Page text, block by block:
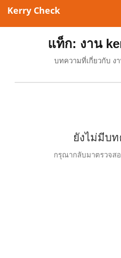
Kerry Check
แท็ก: งาน
บทความที่เกี่ยวกับ ง
ยังไม่มีบ
กรุณากลับมาตรวจส